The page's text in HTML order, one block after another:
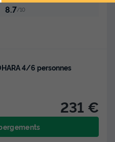
8.7/10
4/6 personnes
231 €